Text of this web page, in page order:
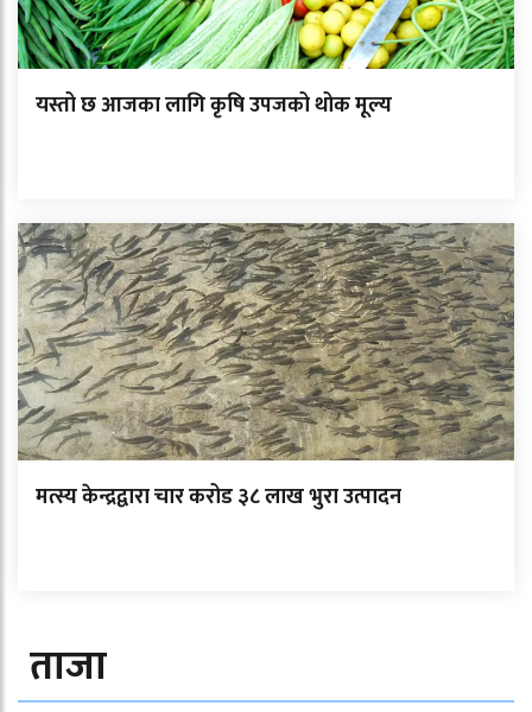
यस्तो छ आजका लागि कृषि उपजको थोक मूल्य
मत्स्य केन्द्रद्वारा चार करोड ३८ लाख भुरा उत्पादन
ताजा